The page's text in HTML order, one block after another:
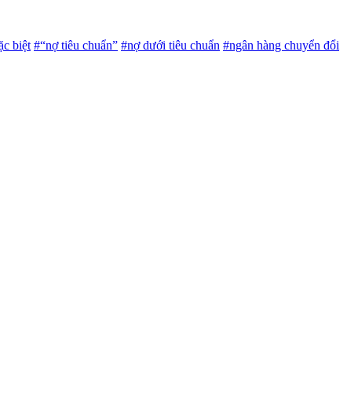
biệt #“nợ tiêu chuẩn” #nợ dưới tiêu chuẩn #ngân hàng chuyển đổi